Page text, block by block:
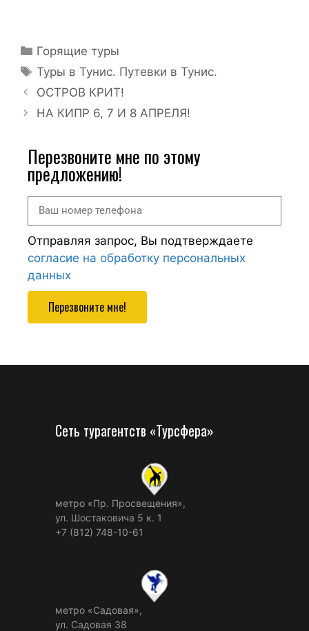
Горящие туры
Туры в Тунис. Путевки в Тунис.
ОСТРОВ КРИТ!
НА КИПР 6, 7 И 8 АПРЕЛЯ!
Перезвоните мне по этому
предложению!
Отправляя запрос, Вы подтверждаете
согласие на обработку персональных
данных
Перезвоните мне!
Сеть турагентств «Турсфера»
метро «Пр. Просвещения»,
ул. Шостаковича 5 к. 1
+7 (812) 748-10-61
метро «Садовая»,
ул. Садовая 38